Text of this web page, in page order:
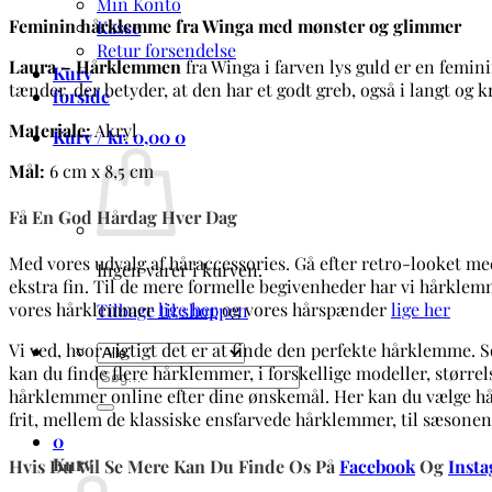
Kasse
Retur forsendelse
Kurv
forside
Kurv /kr.0,000
Ingen varer i kurven.
Tilbage til shoppen
Søg
efter:
0
Kurv
Feminin hårklemme fra Winga med mønster og glimmer
Laura – Hårklemmenfra Winga i farven lys guld er en
tænder, der betyder, at den har et godt greb, også i langt og
Materiale:Akryl
Mål: 6 cm x 8,5 cm
Få En God Hårdag Hver Dag
Med vores udvalg af håraccessories. Gå efter retro-looket
ekstra fin. Til de mere formelle begivenheder har vi
vores hårklemmerlige herog vores hårspænderlige her
Vi ved, hvor vigtigt det er at finde den perfekte hårklemme.
kan du finde flere hårklemmer, i forskellige modeller,
hårklemmer online efter dine ønskemål. Her kan du vælge
frit, mellem de klassiske ensfarvede hårklemmer, til
Hvis Du Vil Se Mere Kan Du Finde Os På FacebookOg